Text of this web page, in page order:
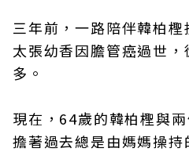
三年前，一路陪伴韓柏
太張幼香因膽管癌過世
多。
現在，64歲的韓柏檉與
擔著過去總是由媽媽操